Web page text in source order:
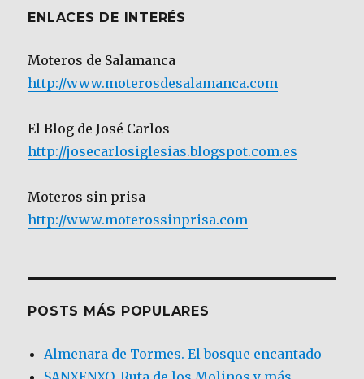
ENLACES DE INTERÉS
Moteros de Salamanca
http://www.moterosdesalamanca.com
El Blog de José Carlos
http://josecarlosiglesias.blogspot.com.es
Moteros sin prisa
http://www.moterossinprisa.com
POSTS MÁS POPULARES
Almenara de Tormes. El bosque encantado